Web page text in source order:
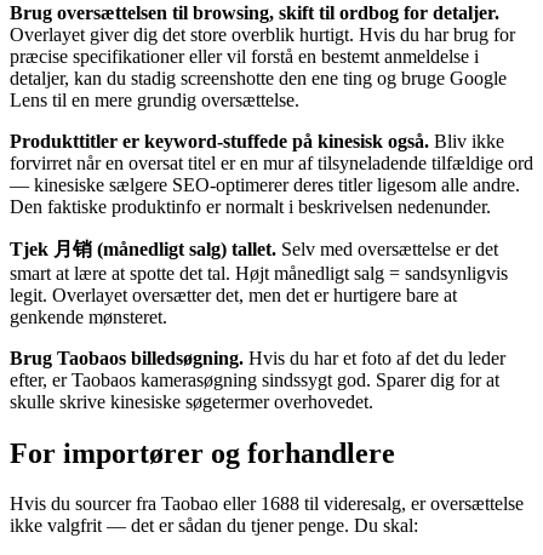
Brug oversættelsen til browsing, skift til ordbog for detaljer.
Overlayet giver dig det store overblik hurtigt. Hvis du har brug for
præcise specifikationer eller vil forstå en bestemt anmeldelse i
detaljer, kan du stadig screenshotte den ene ting og bruge Google
Lens til en mere grundig oversættelse.
Produkttitler er keyword-stuffede på kinesisk også. Bliv ikke
forvirret når en oversat titel er en mur af tilsyneladende tilfældige ord
— kinesiske sælgere SEO-optimerer deres titler ligesom alle andre.
Den faktiske produktinfo er normalt i beskrivelsen nedenunder.
Tjek 月销 (månedligt salg) tallet. Selv med oversættelse er det
smart at lære at spotte det tal. Højt månedligt salg = sandsynligvis
legit. Overlayet oversætter det, men det er hurtigere bare at
genkende mønsteret.
Brug Taobaos billedsøgning. Hvis du har et foto af det du leder
efter, er Taobaos kamerasøgning sindssygt god. Sparer dig for at
skulle skrive kinesiske søgetermer overhovedet.
For importører og forhandlere
Hvis du sourcer fra Taobao eller 1688 til videresalg, er oversættelse
ikke valgfrit — det er sådan du tjener penge. Du skal: